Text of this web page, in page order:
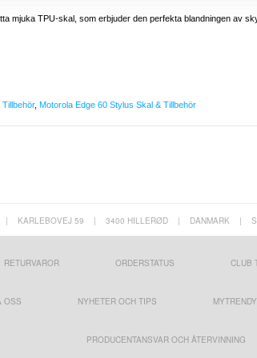
mjuka TPU-skal, som erbjuder den perfekta blandningen av
, Motorola Edge 60 Stylus Skal & Tillbehör
| KARLEBOVEJ 59 | 3400 HILLERØD | DANMARK |
RETURVAROR ORDERSTATUS CLUB
OSS NYHETER OCH TIPS
PRODUCENTANSVAR OCH ÅTERVINNING